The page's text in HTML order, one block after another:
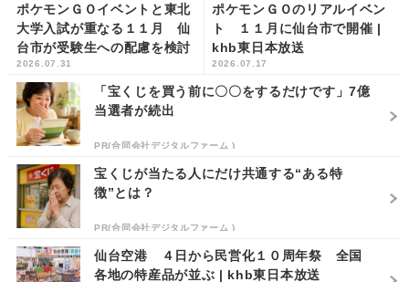
ポケモンＧＯイベントと東北
大学入試が重なる１１月 仙
台市が受験生への配慮を検討
へ | khb東日本放送
2026.07.31
ポケモンＧＯのリアルイベン
ト １１月に仙台市で開催 |
khb東日本放送
2026.07.17
「宝くじを買う前に〇〇をするだけです」7億
当選者が続出
PR(合同会社デジタルファーム )
宝くじが当たる人にだけ共通する“ある特
徴”とは？
PR(合同会社デジタルファーム )
仙台空港 ４日から民営化１０周年祭 全国
各地の特産品が並ぶ | khb東日本放送